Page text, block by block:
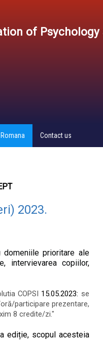
of Psychology
Contact us
2023.
domeniile prioritare ale
intervievarea copiilor,
COPSI 15.05.2023: se
participare prezentare,
8 credite/zi."
ediție, scopul acesteia